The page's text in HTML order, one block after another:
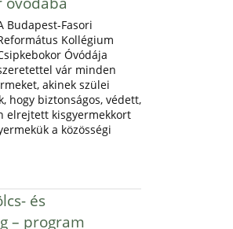
Budapest-Fasori
Kollégium
Óvódája
vár minden
akinek szülei
hogy biztonságos, védett,
elrejtett kisgyermekkort
a közösségi
és
– program